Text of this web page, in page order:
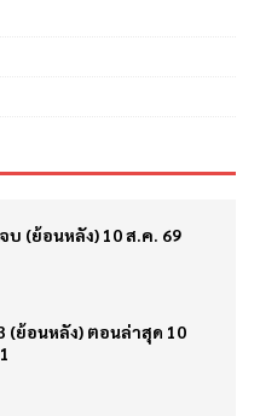
บ (ย้อนหลัง) 10 ส.ค. 69
(ย้อนหลัง) ตอนล่าสุด 10